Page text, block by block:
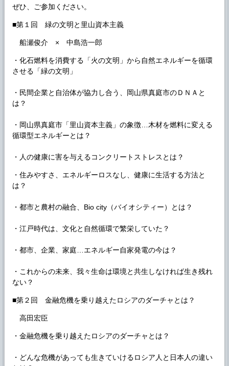
ぜひ、ご参加ください。
■第１回 緑の文明と里山資本主義
船瀬俊介 × 中島浩一郎
・化石燃料を消費する「火の文明」から自然エネルギーを循環
させる「緑の文明」
・民間企業と自治体が協力し合う、岡山県真庭市のＤＮＡと
は？
・岡山県真庭市「里山資本主義」の象徴…木材を燃料に変える
循環型エネルギーとは？
・人の健康に害を与えるコンクリートストレスとは？
・住みやすさ、エネルギーロスなし、健康に生活する方法と
は？
・都市と農村の融合、Bio city（バイオシティー）とは？
・江戸時代は、文化と自然循環で繁栄していた？
・都市、企業、家庭…エネルギー自家発電の今は？
・これからの未来、我々生命は環境と共生しなければ生き残れ
ない？
■第２回 金融危機を乗り越えたロシアのダーチャとは？
高田宏臣
・金融危機を乗り越えたロシアのダーチャとは？
・どんな危機があっても生きていけるロシア人と日本人の違い